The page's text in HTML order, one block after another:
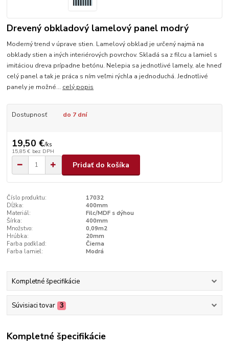
Drevený obkladový lamelový panel modrý
Moderný trend v úprave stien. Lamelový obklad je určený najmä na
obklady stien a iných interiérových povrchov. Skladá sa z filcu a lamiel s
imitáciou dreva prípadne betónu. Nelepia sa jednotlivé lamely, ale hneď
celý panel a tak je práca s ním veľmi rýchla a jednoduchá. Jednotlivé
panely je možné... celý popis
Dostupnosť do 7 dní
19,50 €/ks
15,85 € bez DPH
Pridať do košíka
Číslo produktu:
17032
Dĺžka:
400mm
Materiál:
Filc/MDF s dýhou
Šírka:
400mm
Množstvo:
0,09m2
Hrúbka:
20mm
Farba podklad:
Čierna
Farba lamiel:
Modrá
Kompletné špecifikácie
Súvisiaci tovar 3
Kompletné špecifikácie